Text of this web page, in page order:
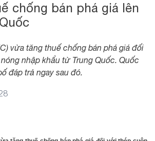
chống bán phá giá lên
vừa tăng thuế chống bán phá giá đối
nhập khẩu từ Trung Quốc. Quốc
đáp trả ngay sau đó.